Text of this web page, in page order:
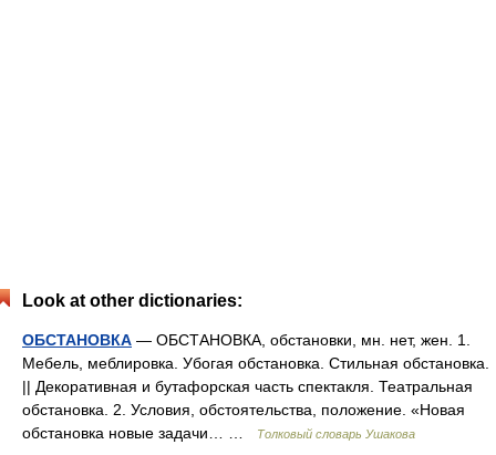
Look at other dictionaries:
ОБСТАНОВКА — ОБСТАНОВКА, обстановки, мн. нет, жен. 1.
Мебель, меблировка. Убогая обстановка. Стильная обстановка.
|| Декоративная и бутафорская часть спектакля. Театральная
обстановка. 2. Условия, обстоятельства, положение. «Новая
обстановка новые задачи… …
Толковый словарь Ушакова